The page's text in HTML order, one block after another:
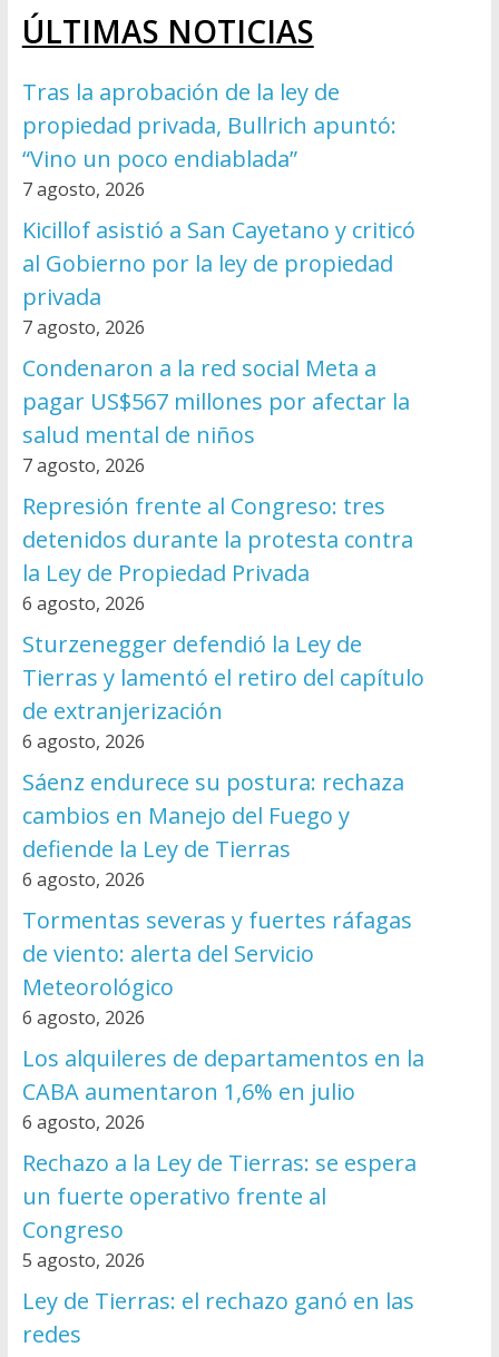
ÚLTIMAS NOTICIAS
Tras la aprobación de la ley de
propiedad privada, Bullrich apuntó:
“Vino un poco endiablada”
7 agosto, 2026
Kicillof asistió a San Cayetano y criticó
al Gobierno por la ley de propiedad
privada
7 agosto, 2026
Condenaron a la red social Meta a
pagar US$567 millones por afectar la
salud mental de niños
7 agosto, 2026
Represión frente al Congreso: tres
detenidos durante la protesta contra
la Ley de Propiedad Privada
6 agosto, 2026
Sturzenegger defendió la Ley de
Tierras y lamentó el retiro del capítulo
de extranjerización
6 agosto, 2026
Sáenz endurece su postura: rechaza
cambios en Manejo del Fuego y
defiende la Ley de Tierras
6 agosto, 2026
Tormentas severas y fuertes ráfagas
de viento: alerta del Servicio
Meteorológico
6 agosto, 2026
Los alquileres de departamentos en la
CABA aumentaron 1,6% en julio
6 agosto, 2026
Rechazo a la Ley de Tierras: se espera
un fuerte operativo frente al
Congreso
5 agosto, 2026
Ley de Tierras: el rechazo ganó en las
redes